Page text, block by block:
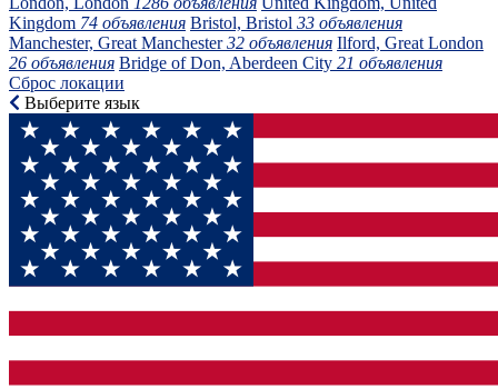
Kingdom 74 объявления Bristol, Bristol 33 объявления
Manchester, Great Manchester32 объявления Ilford, Great London
26 объявления Bridge of Don, Aberdeen City 21 объявления
Сброс локации
Выберите язык